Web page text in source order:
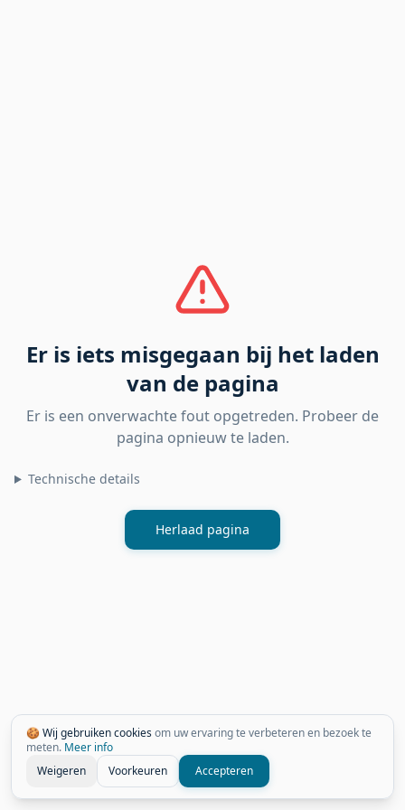
🍪 Wij gebruiken cookiesom uw ervaring te verbeteren en bezoek te
meten. Meer info
Weigeren
Voorkeuren Accepteren
Er is iets misgegaan bij het laden
van de pagina
Er is een onverwachte fout opgetreden. Probeer de
pagina opnieuw te laden.
Technische details
Herlaad pagina